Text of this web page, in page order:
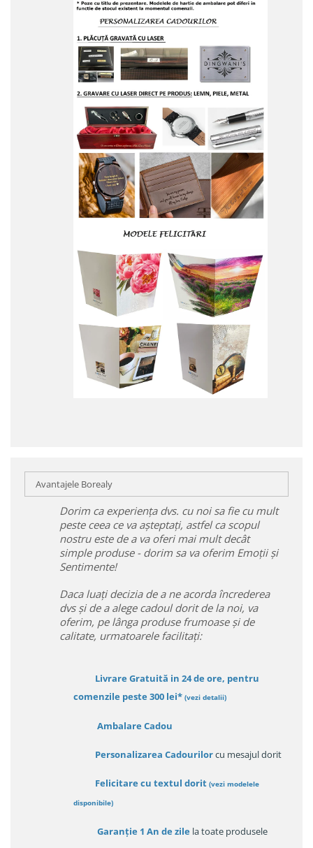
Avantajele Borealy
Dorim ca experiența dvs. cu noi sa fie cu mult
peste ceea ce va așteptați, astfel ca scopul
nostru este de a va oferi mai mult decât
simple produse - dorim sa va oferim Emoții și
Sentimente!
Daca luați decizia de a ne acorda încrederea
dvs și de a alege cadoul dorit de la noi, va
oferim, pe lânga produse frumoase și de
calitate, urmatoarele facilitați:
Livrare Gratuită in 24 de ore, pentru
comenzile peste 300 lei* (vezi detalii)
Ambalare Cadou
Personalizarea Cadourilorcu mesajul dorit
Felicitare cu textul dorit (vezi modelele
disponibile)
Garanție 1 An de zile la toate produsele